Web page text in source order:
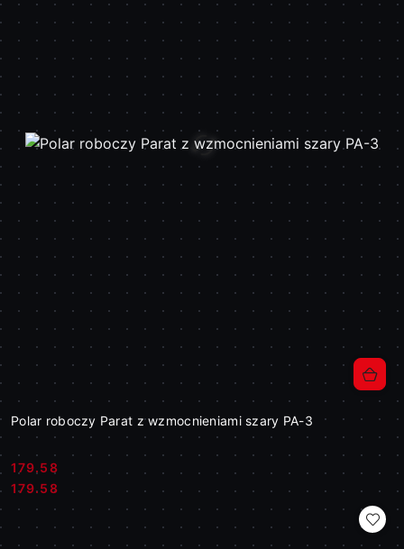
Polar roboczy Parat z wzmocnieniami szary PA-3
Cena:
179.58
Cena:
179.58